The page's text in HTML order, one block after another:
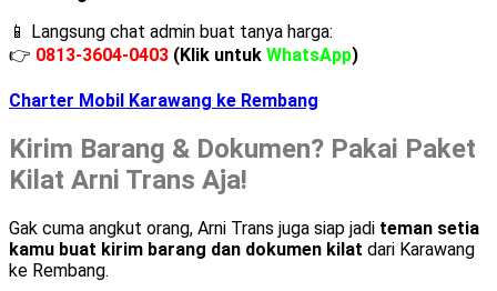
📱 Langsung chat admin buat tanya harga:
👉 0813-3604-0403 (Klik untuk WhatsApp)
Charter Mobil Karawang ke Rembang
Kirim Barang & Dokumen? Pakai Paket
Kilat Arni Trans Aja!
Gak cuma angkut orang, Arni Trans juga siap jadi teman setia
kamu buat kirim barang dan dokumen kilat dari Karawang
ke Rembang.